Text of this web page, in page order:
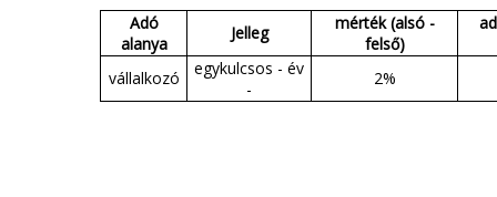
Adó
alanya
Jelleg
mérték (alsó -
felső)
vállalkozó
egykulcsos - év
-
2%